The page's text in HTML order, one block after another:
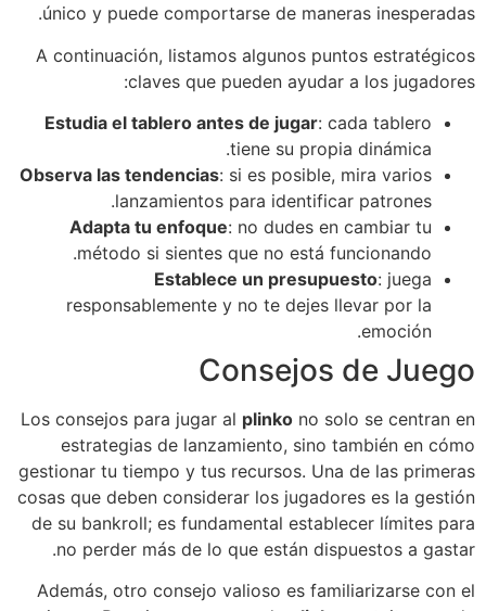
único y puede comportarse de maneras inesperadas.
A continuación, listamos algunos puntos estratégicos
claves que pueden ayudar a los jugadores:
Estudia el tablero antes de jugar: cada tablero
tiene su propia dinámica.
Observa las tendencias: si es posible, mira varios
lanzamientos para identificar patrones.
Adapta tu enfoque: no dudes en cambiar tu
método si sientes que no está funcionando.
Establece un presupuesto: juega
responsablemente y no te dejes llevar por la
emoción.
Consejos de Juego
Los consejos para jugar al plinko no solo se centran en
estrategias de lanzamiento, sino también en cómo
gestionar tu tiempo y tus recursos. Una de las primeras
cosas que deben considerar los jugadores es la gestión
de su bankroll; es fundamental establecer límites para
no perder más de lo que están dispuestos a gastar.
Además, otro consejo valioso es familiarizarse con el